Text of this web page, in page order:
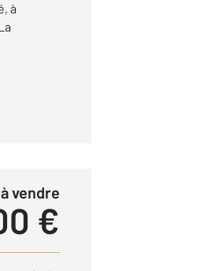
à
vendre
€